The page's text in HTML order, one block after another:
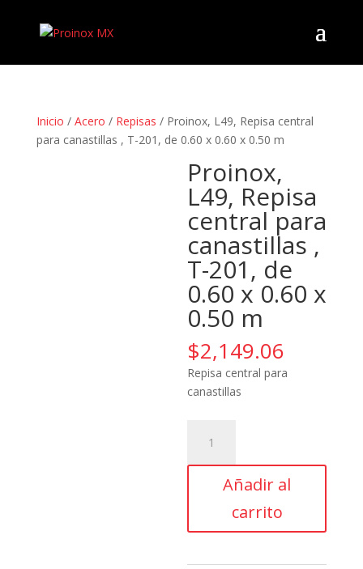
Inicio / Acero / Repisas / Proinox, L49, Repisa central
para canastillas , T-201, de 0.60 x 0.60 x 0.50 m
Proinox,
L49, Repisa
central para
canastillas ,
T-201, de
0.60 x 0.60 x
0.50 m
$2,149.06
Repisa central para
canastillas
Repisa
canastillas
Añadir al
carrito